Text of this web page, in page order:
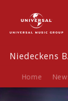
Video
Nit
Kooche
(Live
Niedeckens
Home